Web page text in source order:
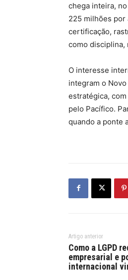
chega inteira,
225 milhões por
certificação,
como disciplina,
O interesse
integram o
estratégica,
pelo Pacífico.
quando a ponte
Artigo anterior
Como a LGPD
empresarial e
internacional